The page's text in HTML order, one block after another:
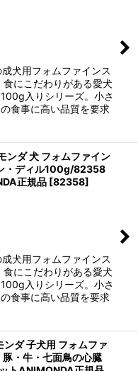
犬用フォムファインス
にこだわりがある愛犬
入りシリーズ。小さ
食事に高い品質を要求
ンダ 犬 フォムファイン
・ディル100g/82358
正規品 [82358]
犬用フォムファインス
にこだわりがある愛犬
入りシリーズ。小さ
食事に高い品質を要求
ダ 子犬用 フォムファ
・牛・七面鳥の心臓